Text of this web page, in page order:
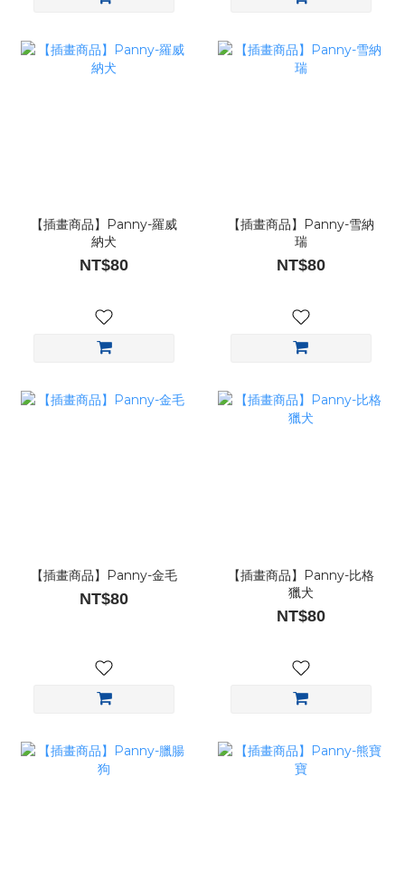
【插畫商品】Panny-羅威
納犬
NT$80
【插畫商品】Panny-雪納
瑞
NT$80
【插畫商品】Panny-金毛
NT$80
【插畫商品】Panny-比格
獵犬
NT$80